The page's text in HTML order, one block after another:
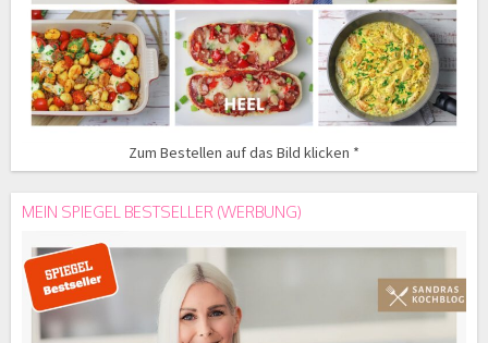
Zum Bestellen auf das Bild klicken *
MEIN SPIEGEL BESTSELLER (WERBUNG)